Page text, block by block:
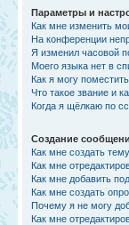
Параметры и
Как мне изменить
На конференции
Я изменил часовой
Моего языка нет в
Как я могу
Что такое звание и
Когда я щёлкаю по
Создание
Как мне создать
Как мне
Как мне добавить
Как мне создать
Почему я не могу
Как мне